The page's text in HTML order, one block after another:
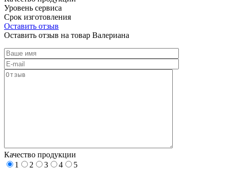
Уровень сервиса
Срок изготовления
Оставить отзыв
Оставить отзыв на товар Валериана
Качество продукции
1
2 3 4
5